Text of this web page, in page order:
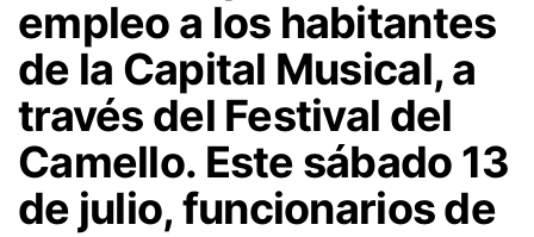
empleo a los habitantes
de la Capital Musical, a
través del Festival del
Camello. Este sábado 13
de julio, funcionarios de